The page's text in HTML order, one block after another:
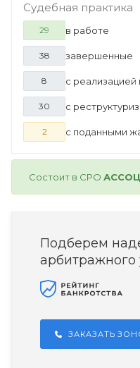
Судебная практика
29 в работе
38 завершенные
8 с
30 с
2 с поданными
Состоит в СРО
Подберем
ЗАКАЗАТЬ